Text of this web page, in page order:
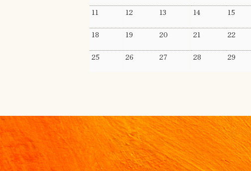
11 12 13 14 15
18 19 20 21 22
25 26 27 28 29